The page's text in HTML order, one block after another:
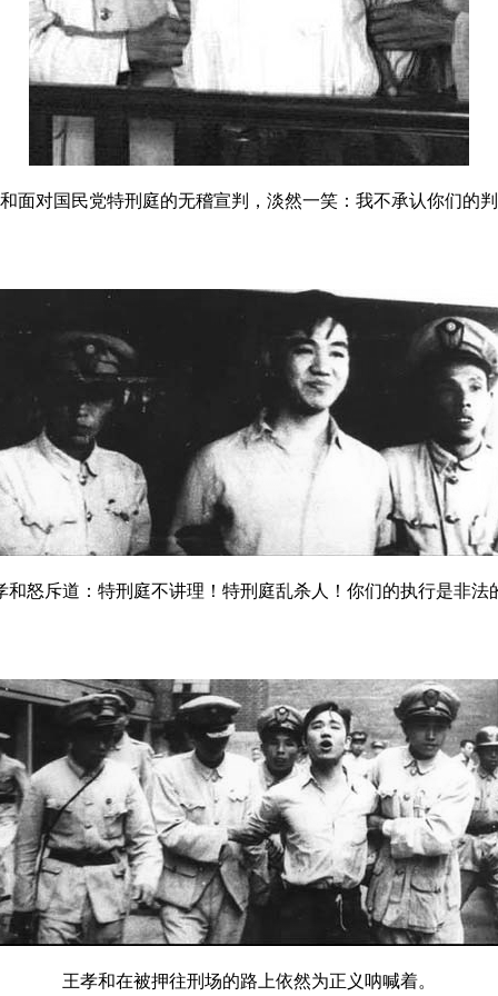
面对国民党特刑庭的无稽宣判，淡然一笑：我不承认你们的
和怒斥道：特刑庭不讲理！特刑庭乱杀人！你们的执行是非法
王孝和在被押往刑场的路上依然为正义呐喊着。